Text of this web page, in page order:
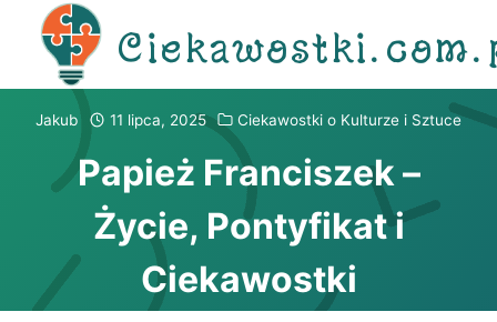
Przejdź
Jakub 11 lipca, 2025 Ciekawostki o Kulturze i Sztuce
Papież Franciszek –
Życie, Pontyfikat i
Ciekawostki